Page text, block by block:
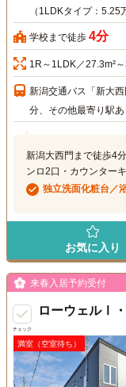
（1LDKタイプ：5.25
学校まで徒歩 4分
1R～1LDK／27.3m²
新潟交通バス「新大
分、その他最寄り駅あ
新潟大西門まで徒歩4
ンロ2口・カウンター
独立洗面化粧台／
お気に入り
チェック
来春入居予約受付
ローウェルⅠ
満室（空室待ち）